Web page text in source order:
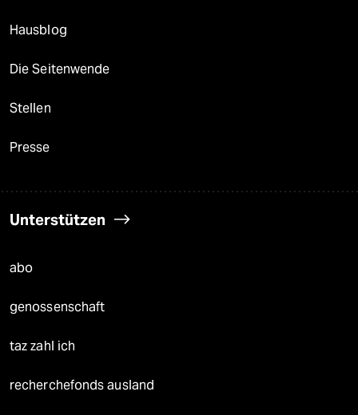
Hausblog
Die Seitenwende
Stellen
Presse
Unterstützen
abo
genossenschaft
taz zahl ich
recherchefonds ausland